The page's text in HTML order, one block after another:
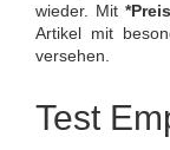
wieder. Mit
Artikel mit
versehen.
Test